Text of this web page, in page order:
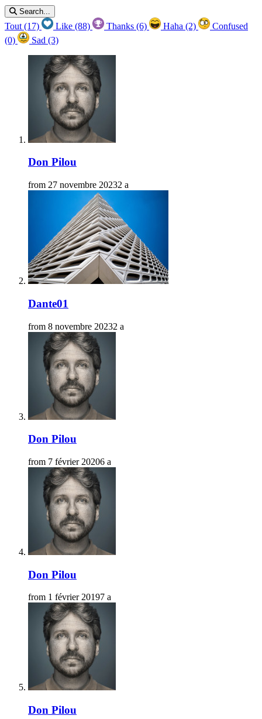
Search...
Tout (17) Like (88) Thanks (6) Haha (2)
Confused
(0)
Sad (3)
Don Pilou
from 27 novembre 20232 a
Dante01
from 8 novembre 20232 a
Don Pilou
from 7 février 20206 a
Don Pilou
from 1 février 20197 a
Don Pilou